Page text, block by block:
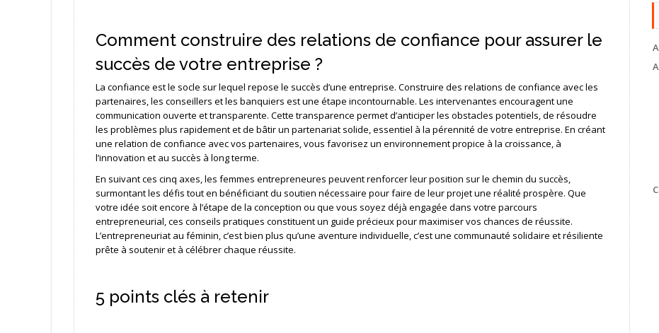
Comment construire des relations de confiance pour assurer le
succès de votre entreprise ?
La confiance est le socle sur lequel repose le succès d’une entreprise. Construire des relations de confiance avec les
partenaires, les conseillers et les banquiers est une étape incontournable. Les intervenantes encouragent une
communication ouverte et transparente. Cette transparence permet d’anticiper les obstacles potentiels, de résoudre
les problèmes plus rapidement et de bâtir un partenariat solide, essentiel à la pérennité de votre entreprise. En créant
une relation de confiance avec vos partenaires, vous favorisez un environnement propice à la croissance, à
l’innovation et au succès à long terme.
En suivant ces cinq axes, les femmes entrepreneures peuvent renforcer leur position sur le chemin du succès,
surmontant les défis tout en bénéficiant du soutien nécessaire pour faire de leur projet une réalité prospère. Que
votre idée soit encore à l’étape de la conception ou que vous soyez déjà engagée dans votre parcours
entrepreneurial, ces conseils pratiques constituent un guide précieux pour maximiser vos chances de réussite.
L’entrepreneuriat au féminin, c’est bien plus qu’une aventure individuelle, c’est une communauté solidaire et résiliente
prête à soutenir et à célébrer chaque réussite.
5 points clés à retenir